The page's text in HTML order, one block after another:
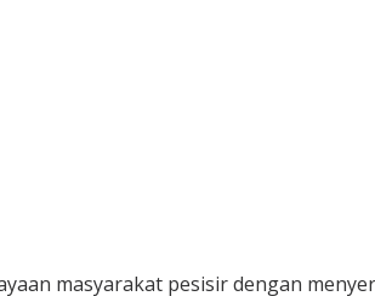
masyarakat pesisir dengan